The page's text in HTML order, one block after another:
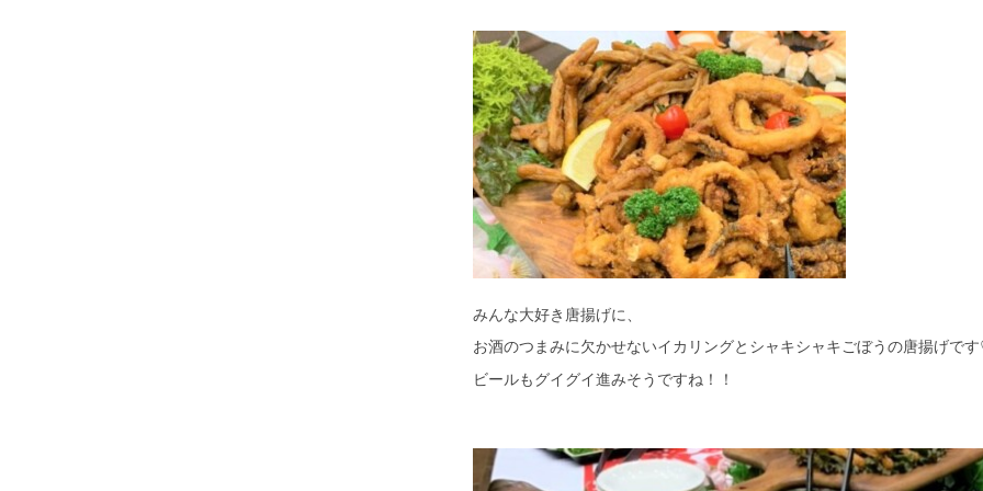
みんな大好き唐揚げに、
お酒のつまみに欠かせないイカリングとシャキシャキごぼうの唐揚げで
ビールもグイグイ進みそうですね！！